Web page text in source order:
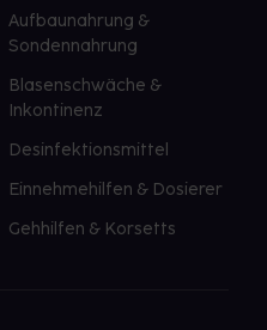
Aufbaunahrung &
Sondennahrung
Blasenschwäche &
Inkontinenz
Desinfektionsmittel
Einnehmehilfen & Dosierer
Gehhilfen & Korsetts